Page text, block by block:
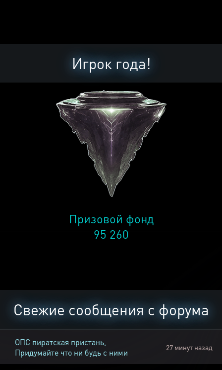
Игрок года!
Призовой фонд
95 260
Свежие сообщения с форума
ОПС пиратская пристань,
Придумайте что ни будь с ними
27 минут назад